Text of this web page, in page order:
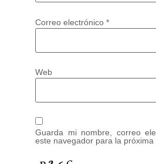
Correo electrónico *
Web
Guarda mi nombre, correo
este navegador para la próxima